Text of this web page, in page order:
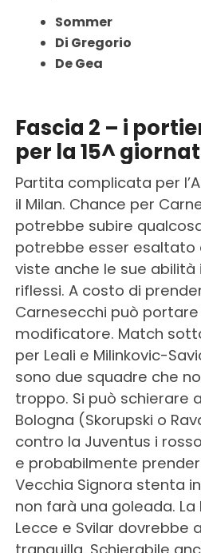
Sommer
Di Gregorio
De Gea
Fascia 2 – i
per la 15^
Partita complicata per
il Milan. Chance per
potrebbe subire
potrebbe esser esaltato
viste anche le sue
riflessi. A costo di
Carnesecchi può
modificatore. Match
per Leali e Milinkovic-
sono due squadre che
troppo. Si può schierare
Bologna (Skorupski o
contro la Juventus i
e probabilmente
Vecchia Signora stenta
non farà una goleada.
Lecce e Svilar dovrebbe